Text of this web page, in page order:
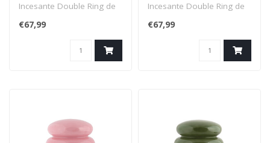
Incesante Double Ring de
Leitmotiv, entièrement
réalisée en..
€67,99
Incesante Double Ring de
Leitmotiv, entièrement
réalisée en..
€67,99